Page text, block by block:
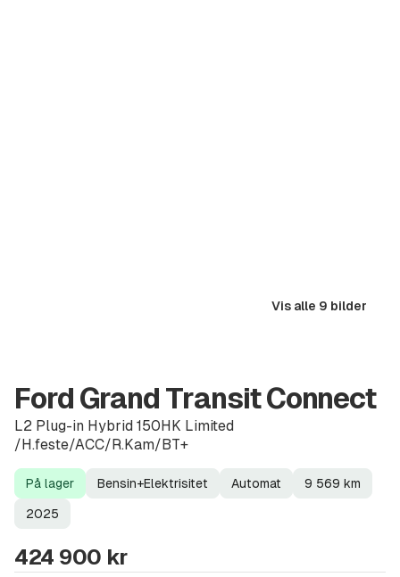
Vis alle 9 bilder
Ford Grand Transit Connect
L2 Plug-in Hybrid 150HK Limited
/H.feste/ACC/R.Kam/BT+
Lagerstatus
På lager
Drivstoff
Bensin+Elektrisitet
Girkasse
Automat
Kilometerstand
9 569 km
Modellår
2025
424 900 kr